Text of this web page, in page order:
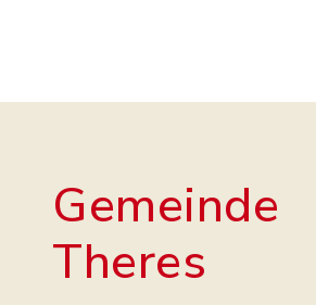
Gemeinde
Theres